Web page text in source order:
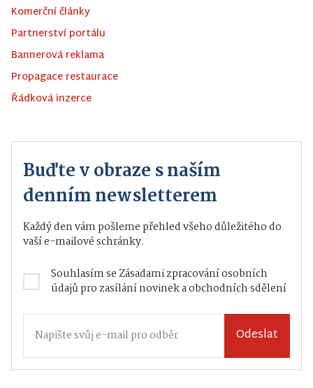
Komerční články
Partnerství portálu
Bannerová reklama
Propagace restaurace
Řádková inzerce
Buďte v obraze s naším
denním newsletterem
Každý den vám pošleme přehled všeho důležitého do
vaší e-mailové schránky.
Souhlasím seZásadami zpracování osobních
údajůpro zasílání novinek a obchodních sdělení
Odeslat